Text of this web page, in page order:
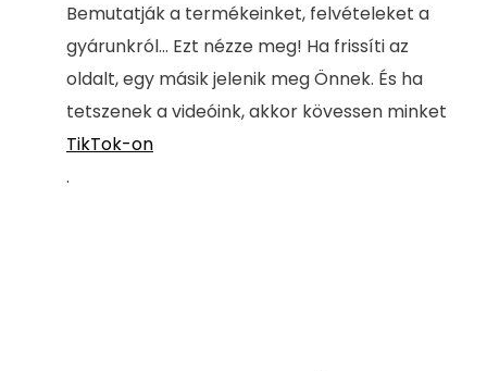
Bemutatják a termékeinket, felvételeket a
gyárunkról... Ezt nézze meg! Ha frissíti az
oldalt, egy másik jelenik meg Önnek. És ha
tetszenek a videóink, akkor kövessen minket
TikTok-on
.